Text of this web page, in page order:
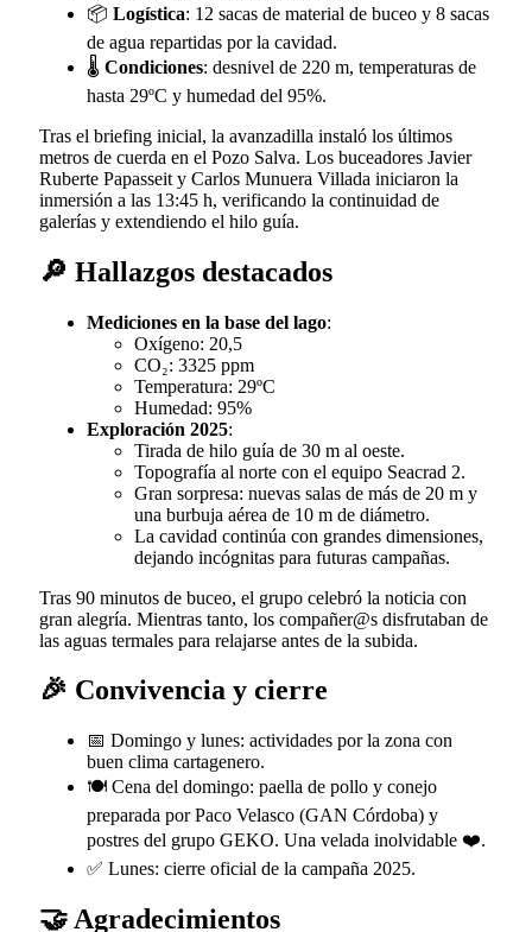
📦 Logística: 12 sacas de material de buceo y 8 sacas
de agua repartidas por la cavidad.
🌡️ Condiciones: desnivel de 220 m, temperaturas de
hasta 29ºC y humedad del 95%.
Tras el briefing inicial, la avanzadilla instaló los últimos
metros de cuerda en el Pozo Salva. Los buceadores Javier
Ruberte Papasseit y Carlos Munuera Villada iniciaron la
inmersión a las 13:45 h, verificando la continuidad de
galerías y extendiendo el hilo guía.
🔎 Hallazgos destacados
Mediciones en la base del lago:
Oxígeno: 20,5
CO₂: 3325 ppm
Temperatura: 29ºC
Humedad: 95%
Exploración 2025:
Tirada de hilo guía de 30 m al oeste.
Topografía al norte con el equipo Seacrad 2.
Gran sorpresa: nuevas salas de más de 20 m y
una burbuja aérea de 10 m de diámetro.
La cavidad continúa con grandes dimensiones,
dejando incógnitas para futuras campañas.
Tras 90 minutos de buceo, el grupo celebró la noticia con
gran alegría. Mientras tanto, los compañer@s disfrutaban de
las aguas termales para relajarse antes de la subida.
🎉 Convivencia y cierre
📅 Domingo y lunes: actividades por la zona con
buen clima cartagenero.
🍽️ Cena del domingo: paella de pollo y conejo
preparada por Paco Velasco (GAN Córdoba) y
postres del grupo GEKO. Una velada inolvidable ❤️.
✅ Lunes: cierre oficial de la campaña 2025.
🤝 Agradecimientos